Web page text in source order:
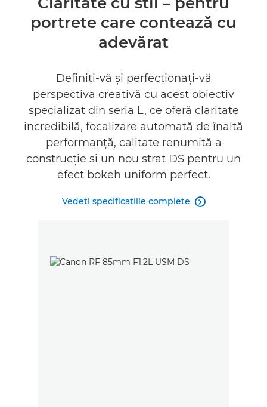
Specificaţii
portrete care contează cu
adevărat
Definiţi-vă şi perfecţionaţi-vă
perspectiva creativă cu acest obiectiv
specializat din seria L, ce oferă claritate
incredibilă, focalizare automată de înaltă
performanţă, calitate renumită a
construcţie şi un nou strat DS pentru un
efect bokeh uniform perfect.
Vedeţi specificaţiile complete 